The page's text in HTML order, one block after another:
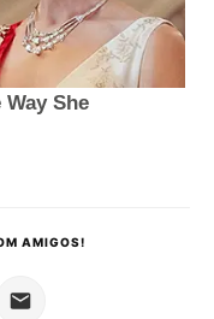
AMIGOS!